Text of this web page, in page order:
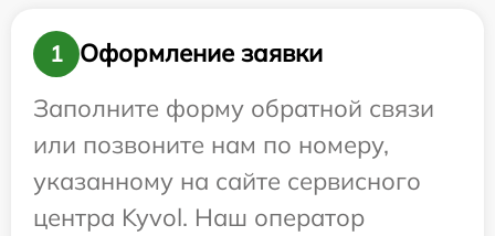
1
Оформление заявки
Заполните форму обратной связи
или позвоните нам по номеру,
указанному на сайте сервисного
центра Kyvol. Наш оператор